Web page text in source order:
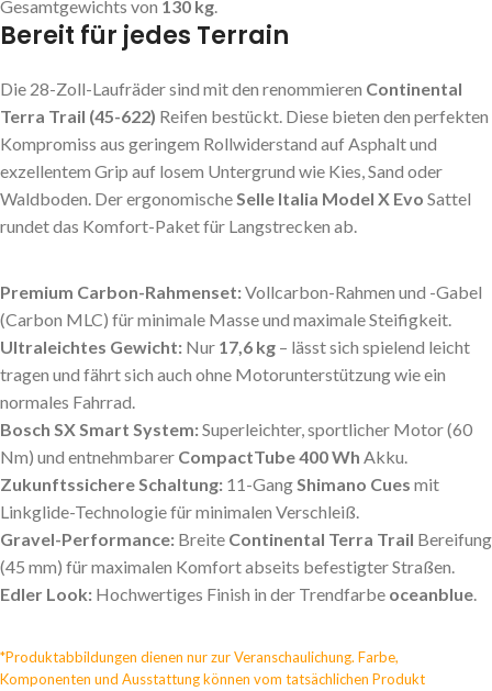
Gesamtgewichts von 130 kg.
Bereit für jedes Terrain
Die 28-Zoll-Laufräder sind mit den renommieren Continental
Terra Trail (45-622) Reifen bestückt. Diese bieten den perfekten
Kompromiss aus geringem Rollwiderstand auf Asphalt und
exzellentem Grip auf losem Untergrund wie Kies, Sand oder
Waldboden. Der ergonomischeSelle Italia Model X Evo Sattel
rundet das Komfort-Paket für Langstrecken ab.
Premium Carbon-Rahmenset:Vollcarbon-Rahmen und -Gabel
(Carbon MLC) für minimale Masse und maximale Steifigkeit.
Ultraleichtes Gewicht: Nur 17,6 kg – lässt sich spielend leicht
tragen und fährt sich auch ohne Motorunterstützung wie ein
normales Fahrrad.
Bosch SX Smart System:Superleichter, sportlicher Motor (60
Nm) und entnehmbarer CompactTube 400 Wh Akku.
Zukunftssichere Schaltung: 11-GangShimano Cues mit
Linkglide-Technologie für minimalen Verschleiß.
Gravel-Performance: Breite Continental Terra Trail Bereifung
(45 mm) für maximalen Komfort abseits befestigter Straßen.
Edler Look: Hochwertiges Finish in der Trendfarbe oceanblue.
*Produktabbildungen dienen nur zur Veranschaulichung. Farbe,
Komponenten und Ausstattung können vom tatsächlichen Produkt